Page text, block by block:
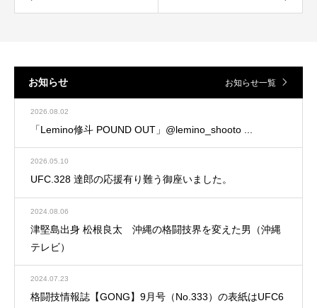
お知らせ お知らせ一覧
2026.08.02
「Lemino修斗 POUND OUT」@lemino_shooto ...
2026.05.10
UFC.328 達郎の応援有り難う御座いました。
2024.08.06
津堅島出身 松根良太 沖縄の格闘技界を変えた男（沖縄
テレビ）
2024.07.23
格闘技情報誌【GONG】9月号（No.333）の表紙はUFC6